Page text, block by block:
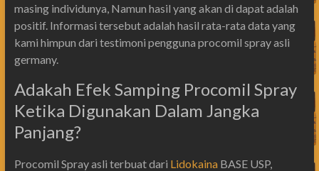
masing individunya, Namun hasil yang akan di dapat adalah
positif. Informasi tersebut adalah hasil rata-rata data yang
kami himpun dari testimoni pengguna procomil spray asli
germany.
Adakah Efek Samping Procomil Spray
Ketika Digunakan Dalam Jangka
Panjang?
Procomil Spray asli terbuat dari LidokainaBASE USP,